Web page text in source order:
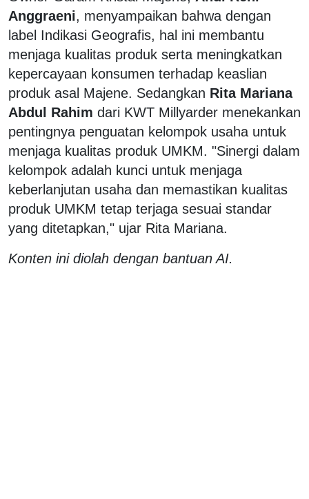
Anggraeni, menyampaikan bahwa dengan
label Indikasi Geografis, hal ini membantu
menjaga kualitas produk serta meningkatkan
kepercayaan konsumen terhadap keaslian
produk asal Majene. Sedangkan Rita Mariana
Abdul Rahim dari KWT Millyarder menekankan
pentingnya penguatan kelompok usaha untuk
menjaga kualitas produk UMKM. "Sinergi dalam
kelompok adalah kunci untuk menjaga
keberlanjutan usaha dan memastikan kualitas
produk UMKM tetap terjaga sesuai standar
yang ditetapkan," ujar Rita Mariana.
Konten ini diolah dengan bantuan AI.